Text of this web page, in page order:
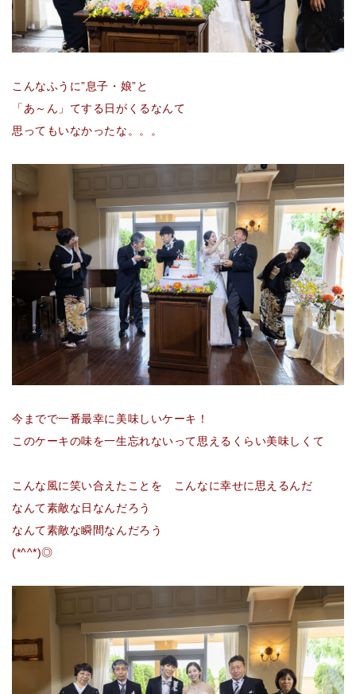
こんなふうに”息子・娘”と
「あ～ん」てする日がくるなんて
思ってもいなかったな。。。
今までで一番最幸に美味しいケーキ！
このケーキの味を一生忘れないって思えるくらい美味しくて
こんな風に笑い合えたことを こんなに幸せに思えるんだ
なんて素敵な日なんだろう
なんて素敵な瞬間なんだろう
(*^^*)◎